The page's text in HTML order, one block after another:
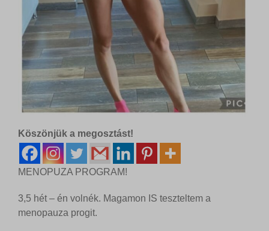
Köszönjük a megosztást!
MENOPUZA PROGRAM!
3,5 hét – én volnék. Magamon IS teszteltem a
menopauza progit.